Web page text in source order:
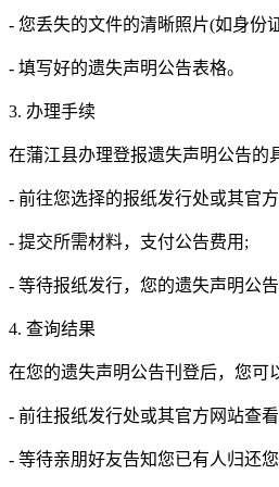
- 您丢失的文件的清晰照片(如身份
- 填写好的遗失声明公告表格。
3. 办理手续
在蒲江县办理登报遗失声明公告的
- 前往您选择的报纸发行处或其官
- 提交所需材料，支付公告费用;
- 等待报纸发行，您的遗失声明公
4. 查询结果
在您的遗失声明公告刊登后，您可
- 前往报纸发行处或其官方网站查
- 等待亲朋好友告知您已有人归还您